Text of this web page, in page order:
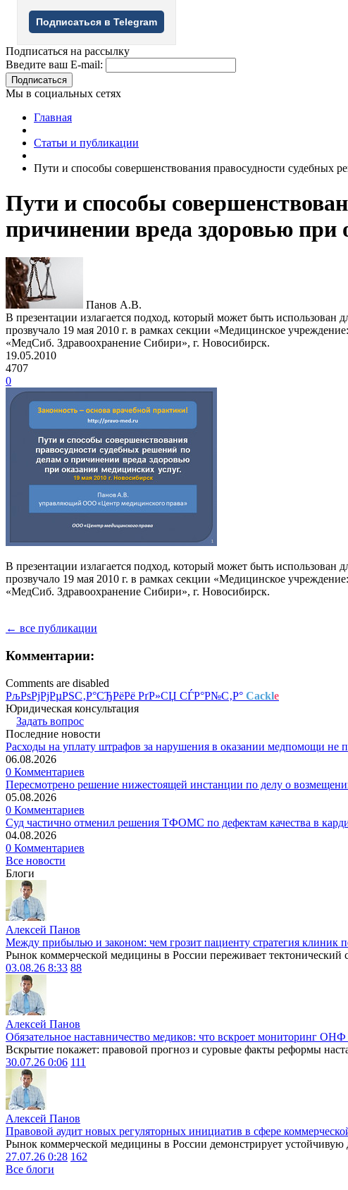
Подписаться в Telegram
Подписаться на рассылку
Введите ваш E-mail:
Подписаться
Мы в социальных сетях
Главная
Статьи и публикации
Пути и способы совершенствования правосудности судебных
Пути и способы
причинении вреда здоровью при
Панов А.В.
В презентации излагается подход, который может быть
прозвучало 19 мая 2010 г. в рамках секции «Медицинское
«МедСиб. Здравоохранение Сибири», г. Новосибирск.
19.05.2010
4707
0
В презентации излагается подход, который может быть
прозвучало 19 мая 2010 г. в рамках секции «Медицинское
«МедСиб. Здравоохранение Сибири», г. Новосибирск.
← все публикации
Комментарии:
Comments are disabled
РљРѕРјРјРµРЅС‚Р°СЂРёРё РґР»СЏ СЃР°Р№С‚Р° Cackle
Юридическая консультация
Задать вопрос
Последние новости
Расходы на уплату штрафов за нарушения в оказании медпомощи не
06.08.2026
0 Комментариев
Пересмотрено решение нижестоящей инстанции по делу о
05.08.2026
0 Комментариев
Суд частично отменил решения ТФОМС по дефектам качества в
04.08.2026
0 Комментариев
Все новости
Блоги
Алексей Панов
Между прибылью и законом: чем грозит пациенту стратегия клиник
Рынок коммерческой медицины в России переживает тектонический
03.08.26 8:33 88
Алексей Панов
Обязательное наставничество медиков: что вскроет мониторинг
Вскрытие покажет: правовой прогноз и суровые факты реформы
30.07.26 0:06 111
Алексей Панов
Правовой аудит новых регуляторных инициатив в сфере
Рынок коммерческой медицины в России демонстрирует устойчивую
27.07.26 0:28 162
Все блоги